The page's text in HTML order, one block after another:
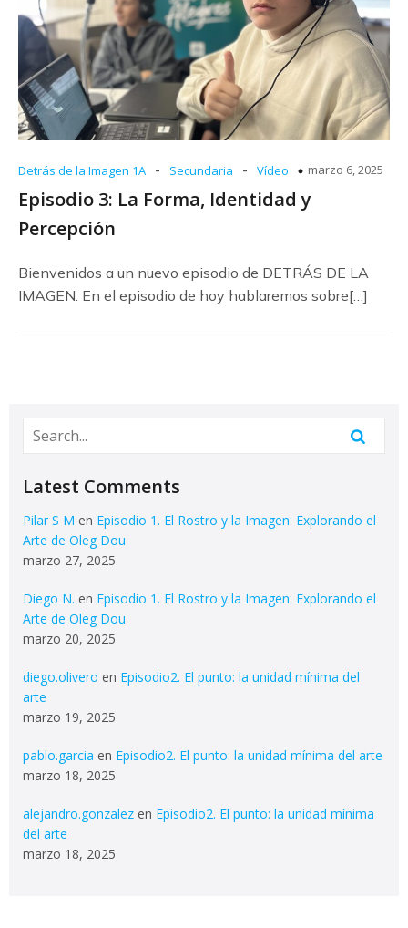
Detrás de la Imagen 1A - Secundaria - Vídeo marzo 6, 2025
Episodio 3: La Forma, Identidad y
Percepción
Bienvenidos a un nuevo episodio de DETRÁS DE LA
IMAGEN. En el episodio de hoy hablaremos sobre[…]
Latest Comments
Pilar S M en Episodio 1. El Rostro y la Imagen: Explorando el
Arte de Oleg Dou
marzo 27, 2025
Diego N. en Episodio 1. El Rostro y la Imagen: Explorando el
Arte de Oleg Dou
marzo 20, 2025
diego.olivero en Episodio2. El punto: la unidad mínima del
arte
marzo 19, 2025
pablo.garcia en Episodio2. El punto: la unidad mínima del arte
marzo 18, 2025
alejandro.gonzalez en Episodio2. El punto: la unidad mínima
del arte
marzo 18, 2025